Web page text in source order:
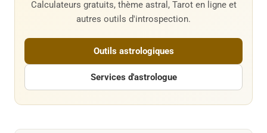
Calculateurs gratuits, thème astral, Tarot en ligne et
autres outils d'introspection.
Outils astrologiques
Services d'astrologue